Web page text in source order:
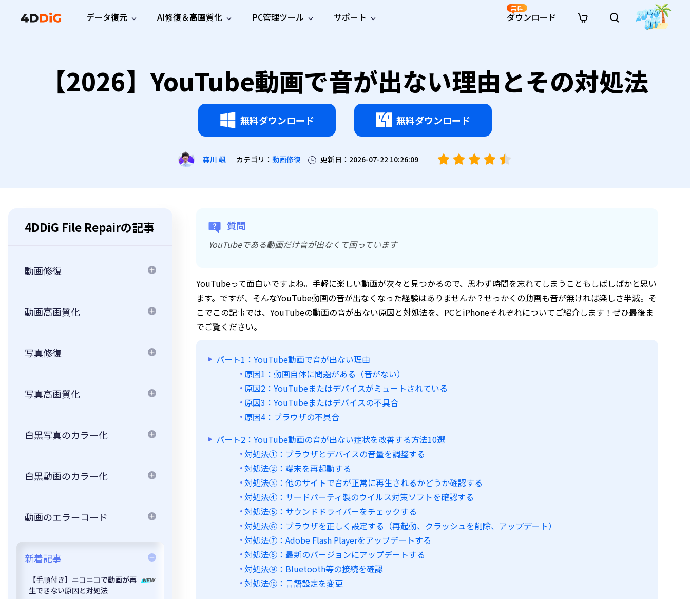
データ復元
Windowsで削除したファイルを復元
プロ版 無料版
WhatsApp データ復元 LINE データ復元
· SDカード復元
· HDDデータ復元
· USBデータ復元
· ゴミ箱復元
· ファイル復元
· エクセル復元
AI修復＆高画質化
動画修
復
写真修
復
ドキュ
メント
音声修
画質化
写真高
画質化
AI
オンライン動画修復
オンライン写真修復
オンライン音声修復
· AI 3Dアクションフィギュアプロンプト
· シネマ風AI画像プロンプト
PC管理ツール
Partition Manager
Windows向けディスク管理ツール
Duplicate File Deleter
重複ファイルを検出・削除
Tenorshare Cleamio
Macを徹底クリーンアップ＆最適化
Dll Fixer
WindowsのDLLエラーを修復
Email Repair
破損したPST/OSTファイルを修復
Macの問題を無料で修復
· Win11制限を回避
· 重複検索（Win）
· ハードディスクをクローン
· 重複検索（Mac）
· Cドライブを拡張
· ディスク容量を解放
· MBRをGPTに変換
サポート
サポートセンター
ガイド・お問い合わせ
ユーザーガイド
ユーザーガイドセンター
使い方ガイド
ヒントと対処法
ダウンロード
無料
【2026】YouTube動画で音が出ない理由とその対処法
無料ダウンロード 無料ダウンロード
森川 颯 カテゴリ： 動画修復 更新日：2026-07-22 10:26:09
4DDiG File Repairの記事
動画修復
動画高画質化
写真修復
写真高画質化
白黒写真のカラー化
白黒動画のカラー化
動画のエラーコード
新着記事
【手順付き】ニコニコで動画が再
生できない原因と対処法
質問
YouTubeである動画だけ音が出なくて困っています
YouTubeって面白いですよね。手軽に楽しい動画が次々と見つかるので、思わず時間を忘れてしまうこともしばしばかと思い
ます。ですが、そんなYouTube動画の音が出なくなった経験はありませんか？せっかくの動画も音が無ければ楽しさ半減。そ
こでこの記事では、YouTubeの動画の音が出ない原因と対処法を、PCとiPhoneそれぞれについてご紹介します！ぜひ最後ま
でご覧ください。
パート1：YouTube動画で音が出ない理由
原因1：動画自体に問題がある（音がない）
原因2：YouTubeまたはデバイスがミュートされている
原因3：YouTubeまたはデバイスの不具合
原因4：ブラウザの不具合
パート2：YouTube動画の音が出ない症状を改善する方法10選
対処法①：ブラウザとデバイスの音量を調整する
対処法②：端末を再起動する
対処法③：他のサイトで音が正常に再生されるかどうか確認する
対処法④：サードパーティ製のウイルス対策ソフトを確認する
対処法⑤：サウンドドライバーをチェックする
対処法⑥：ブラウザを正しく設定する（再起動、クラッシュを削除、アップデート）
対処法⑦：Adobe Flash Playerをアップデートする
対処法⑧：最新のバージョンにアップデートする
対処法⑨：Bluetooth等の接続を確認
対処法⑩：言語設定を変更